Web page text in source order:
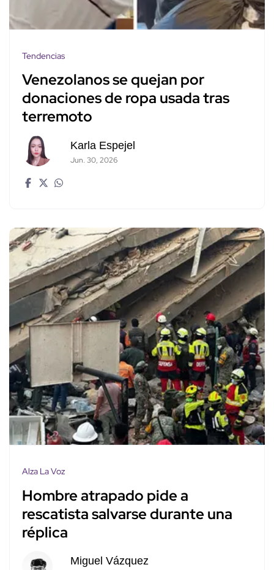
Tendencias
Venezolanos se quejan por
donaciones de ropa usada tras
terremoto
Karla Espejel
Jun. 30, 2026
Alza La Voz
Hombre atrapado pide a
rescatista salvarse durante una
réplica
Miguel Vázquez